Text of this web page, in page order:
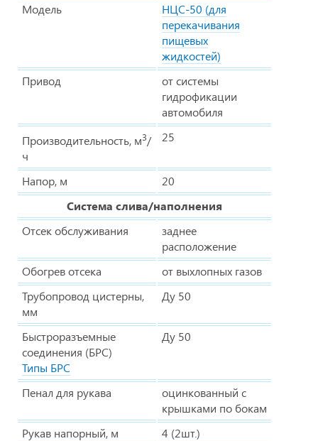
Модель
НЦС-50 (для
перекачивания
пищевых
жидкостей)
Привод
от системы
гидрофикации
автомобиля
Производительность, м3/
ч
25
Напор, м
20
Система слива/наполнения
Отсек обслуживания
заднее
расположение
Обогрев отсека
от выхлопных газов
Трубопровод цистерны,
мм
Ду 50
Быстроразъемные
соединения (БРС)
Типы БРС
Ду 50
Пенал для рукава
оцинкованный с
крышками по бокам
Рукав напорный, м
4 (2шт.)